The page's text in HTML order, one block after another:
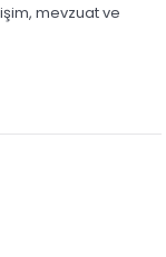
mevzuat ve